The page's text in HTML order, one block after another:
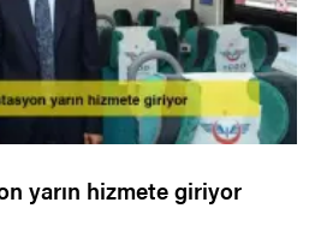
yarın hizmete giriyor